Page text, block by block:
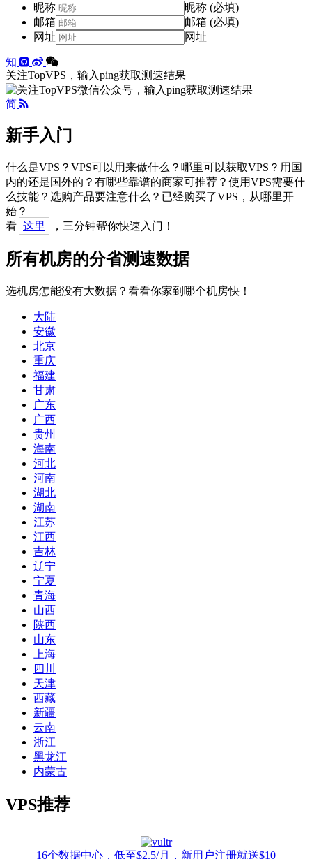
昵称
昵称 (必填)
邮箱
邮箱 (必填)
网址
网址
知
关注TopVPS，输入ping获取测速结果
简
新手入门
什么是VPS？VPS可以用来做什么？哪里可以获取VPS？用国
内的还是国外的？有哪些靠谱的商家可推荐？使用VPS需要什
么技能？选购产品要注意什么？已经购买了VPS，从哪里开
始？
看 这里 ，三分钟帮你快速入门！
所有机房的分省测速数据
选机房怎能没有大数据？看看你家到哪个机房快！
大陆
安徽
北京
重庆
福建
甘肃
广东
广西
贵州
海南
河北
河南
湖北
湖南
江苏
江西
吉林
辽宁
宁夏
青海
山西
陕西
山东
上海
四川
天津
西藏
新疆
云南
浙江
黑龙江
内蒙古
VPS推荐
16个数据中心，低至$2.5/月，新用户注册就送$10